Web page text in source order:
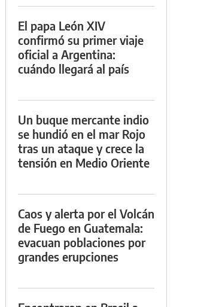
El papa León XIV
confirmó su primer viaje
oficial a Argentina:
cuándo llegará al país
Un buque mercante indio
se hundió en el mar Rojo
tras un ataque y crece la
tensión en Medio Oriente
Caos y alerta por el Volcán
de Fuego en Guatemala:
evacuan poblaciones por
grandes erupciones